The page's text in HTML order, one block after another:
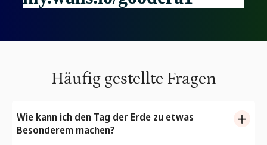
Häufig gestellte Fragen
Wie kann ich den Tag der Erde zu etwas
Besonderem machen?